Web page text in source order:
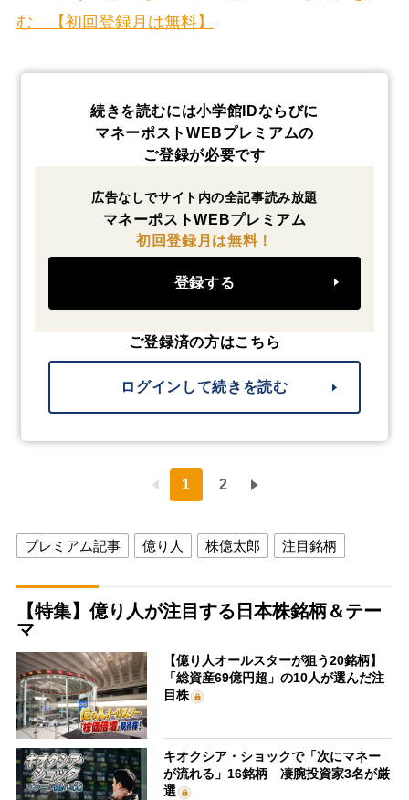
む 【初回登録月は無料】
続きを読むには小学館IDならびに
マネーポストWEBプレミアムの
ご登録が必要です
広告なしでサイト内の全記事読み放題
マネーポストWEBプレミアム
初回登録月は無料！
登録する
ご登録済の方はこちら
ログインして続きを読む
1 2
プレミアム記事 億り人 株億太郎 注目銘柄
【特集】億り人が注目する日本株銘柄＆テー
マ
【億り人オールスターが狙う20銘柄】
「総資産69億円超」の10人が選んだ注
目株
キオクシア・ショックで「次にマネー
が流れる」16銘柄 凄腕投資家3名が厳
選